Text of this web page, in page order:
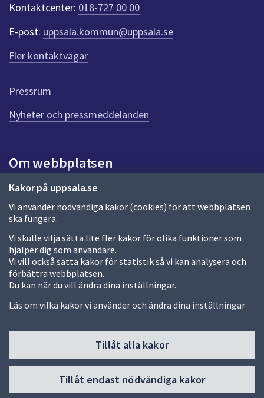
Kakor på uppsala.se
Vi använder nödvändiga kakor (cookies) för att webbplatsen
ska fungera.
Vi skulle vilja sätta lite fler kakor för olika funktioner som
hjälper dig som användare.
Vi vill också sätta kakor för statistik så vi kan analysera och
förbättra webbplatsen.
Du kan när du vill ändra dina inställningar.
Läs om vilka kakor vi använder och ändra dina inställningar
Tillåt alla kakor
Tillåt endast nödvändiga kakor
e
r
f
ö
r
e
n
n
a
d
a
Kontaktcenter: 018-727 00 00
E-post: uppsala.kommun@uppsala.se
Fler kontaktvägar
Pressrum
Nyheter och pressmeddelanden
Om webbplatsen
Om webbplatsen
Allmänna handlingar och diarium
Behandling av personuppgifter
Kakor
Språk (other languages)
Tillgänglighetsredogörelse
Fler sätt att följa oss